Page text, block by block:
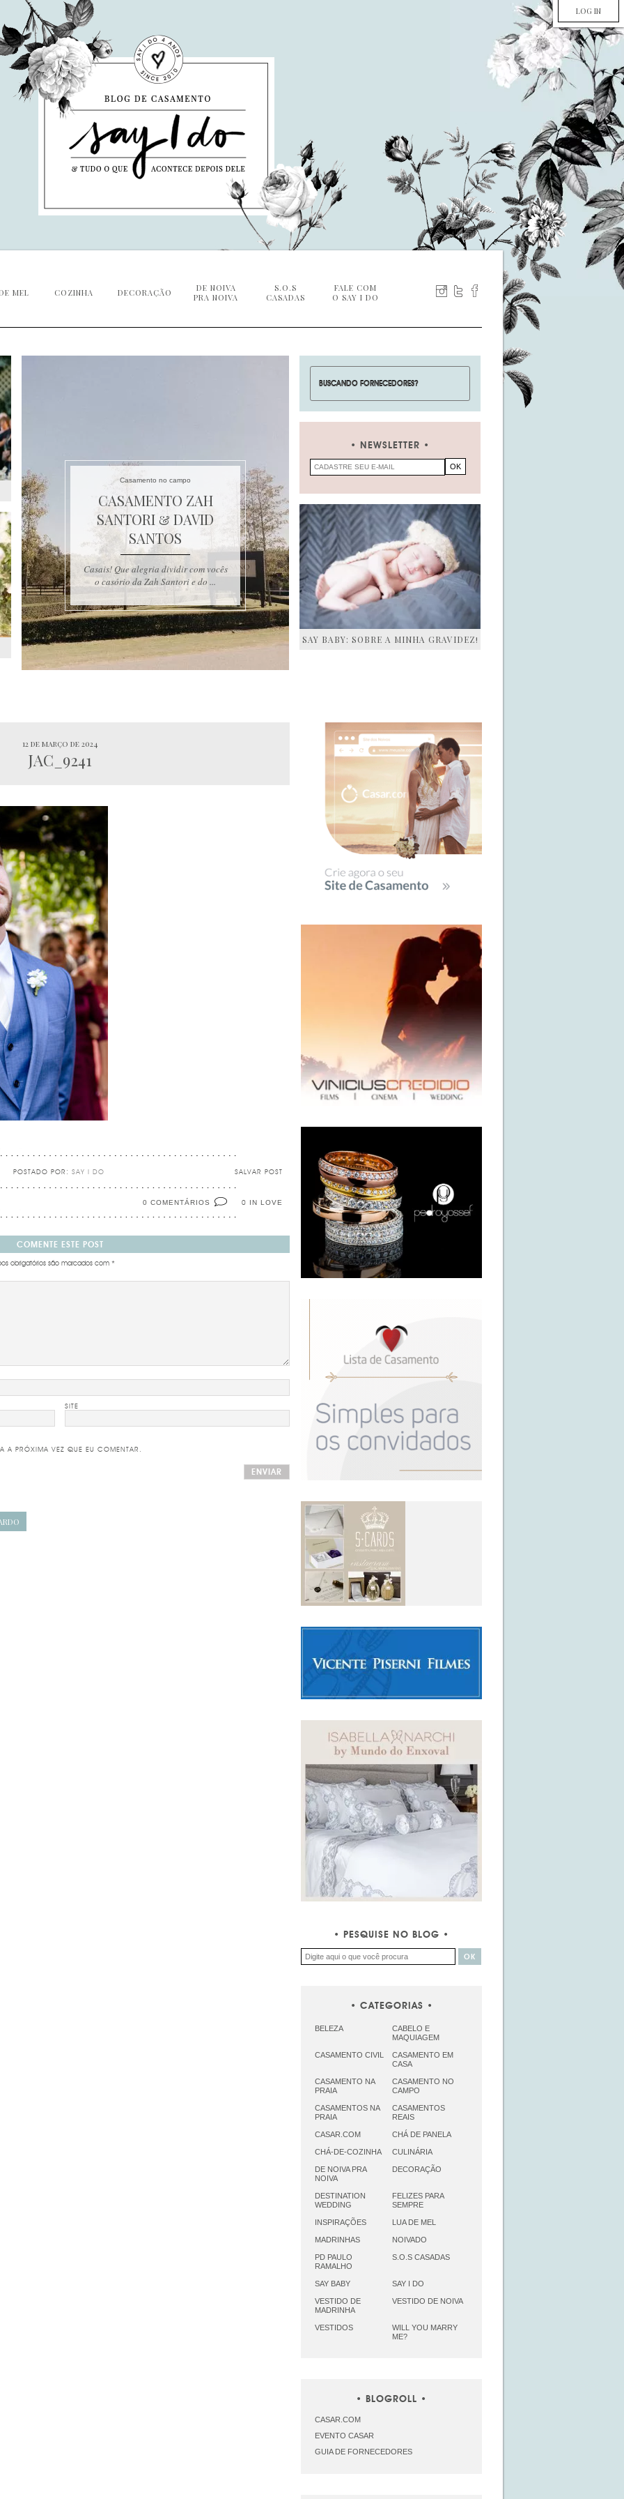
LOG IN
MEL COZINHA DECORAÇÃO
DE NOIVA
PRA NOIVA
S.O.S
CASADAS
FALE COM
O SAY I DO
Casamento no campo
CASAMENTO ZAH
SANTORI & DAVID
SANTOS
Casais! Que alegria dividir com vocês
o casório da Zah Santori e do ...
NEWSLETTER
SAY BABY: SOBRE A MINHA GRAVIDEZ!
12 de março de 2024
JAC_9241
SALVAR POST
POSTADO POR: SAY I DO
0 IN LOVE
0 COMENTÁRIOS
COMENTE ESTE POST
obrigatórios são marcados com *
SITE
A PRÓXIMA VEZ QUE EU COMENTAR.
SIDEBAR
PESQUISE NO BLOG
CATEGORIAS
BELEZA
CABELO E
MAQUIAGEM
CASAMENTO CIVIL
CASAMENTO EM
CASA
CASAMENTO NA
PRAIA
CASAMENTO NO
CAMPO
CASAMENTOS NA
PRAIA
CASAMENTOS
REAIS
CASAR.COM CHÁ DE PANELA
CHÁ-DE-COZINHA CULINÁRIA
DE NOIVA PRA
NOIVA
DECORAÇÃO
DESTINATION
WEDDING
FELIZES PARA
SEMPRE
INSPIRAÇÕES LUA DE MEL
MADRINHAS NOIVADO
PD PAULO
RAMALHO
S.O.S CASADAS
SAY BABY SAY I DO
VESTIDO DE
MADRINHA
VESTIDO DE NOIVA
VESTIDOS
WILL YOU MARRY
ME?
BLOGROLL
CASAR.COM
EVENTO CASAR
GUIA DE FORNECEDORES